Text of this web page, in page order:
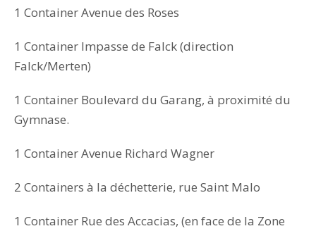
1 Container Avenue des Roses
1 Container Impasse de Falck (direction
Falck/Merten)
1 Container Boulevard du Garang, à proximité du
Gymnase.
1 Container Avenue Richard Wagner
2 Containers à la déchetterie, rue Saint Malo
1 Container Rue des Accacias, (en face de la Zone